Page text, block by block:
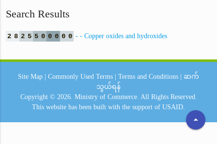
Search Results
2 8 2 5 5 0 0 0 0 0 - - Copper oxides and hydroxides
arrow_drop_up
Site Map Commonly Used Terms Terms and Conditions
ဆက်
သွယ်ရန်
Copyright © 2026. Ministry of Commerce. All Rights Reserved.
This website has been built with the support of USAID.